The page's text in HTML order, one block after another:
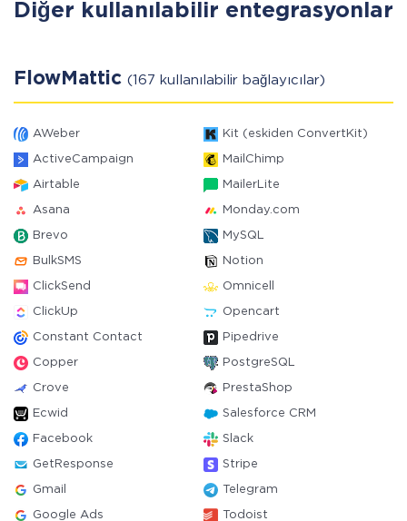
Diğer kullanılabilir entegrasyonlar
FlowMattic (167 kullanılabilir bağlayıcılar)
AWeber Kit (eskiden ConvertKit)
ActiveCampaign MailChimp
Airtable MailerLite
Asana Monday.com
Brevo MySQL
BulkSMS Notion
ClickSend Omnicell
ClickUp Opencart
Constant Contact Pipedrive
Copper PostgreSQL
Crove PrestaShop
Ecwid Salesforce CRM
Facebook Slack
GetResponse Stripe
Gmail Telegram
Google Ads Todoist